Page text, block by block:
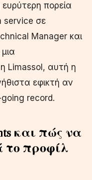
πορεία
service σε
Manager και
Limassol, αυτή η
εφικτή αν
record.
και πώς να
το προφίλ